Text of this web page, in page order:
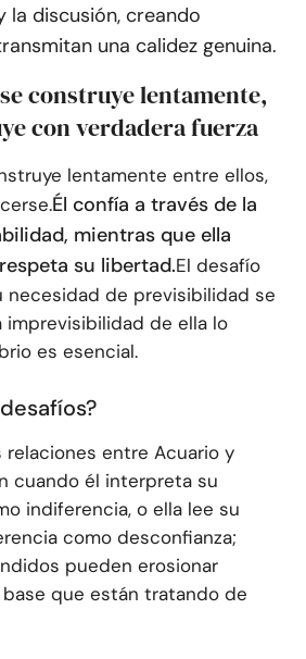
la discusión, creando
una calidez genuina.
construye lentamente,
con verdadera fuerza
lentamente entre ellos,
Él confía a través de la
mientras que ella
su libertad.El desafío
necesidad de previsibilidad se
imprevisibilidad de ella lo
es esencial.
relaciones entre Acuario y
cuando él interpreta su
indiferencia, o ella lee su
como desconfianza;
pueden erosionar
que están tratando de